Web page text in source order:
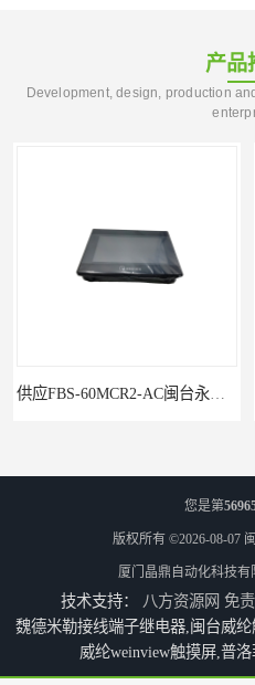
产品
Development, design, production
您是第
版权所有 ©2026-08-07
厦门晶鼎自动化科技有
技术支持： 八方资源网 免
魏德米勒接线端子继电器,闽台威
威纶weinview触摸屏,普